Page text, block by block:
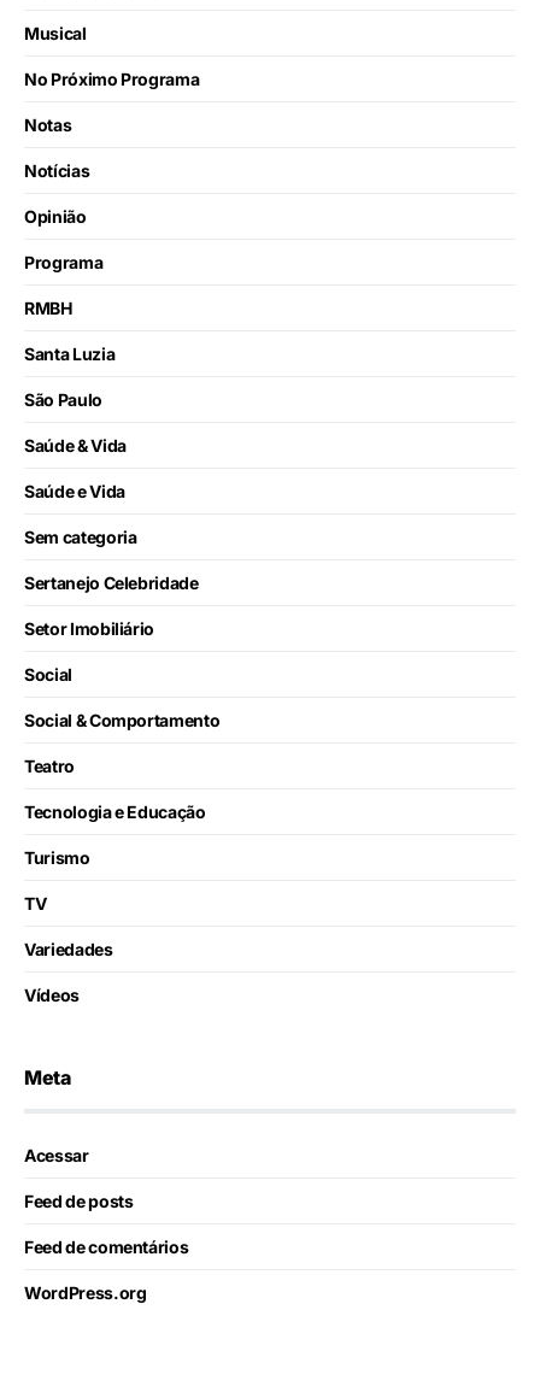
Musical
No Próximo Programa
Notas
Notícias
Opinião
Programa
RMBH
Santa Luzia
São Paulo
Saúde & Vida
Saúde e Vida
Sem categoria
Sertanejo Celebridade
Setor Imobiliário
Social
Social & Comportamento
Teatro
Tecnologia e Educação
Turismo
TV
Variedades
Vídeos
Meta
Acessar
Feed de posts
Feed de comentários
WordPress.org